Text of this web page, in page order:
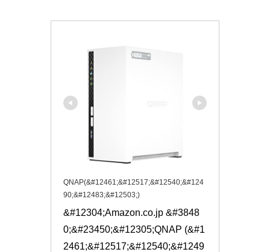
QNAP(&#12461;&#12517;&#12540;&#124
90;&#12483;&#12503;)
&#12304;Amazon.co.jp &#3848
0;&#23450;&#12305;QNAP (&#1
2461;&#12517;&#12540;&#1249